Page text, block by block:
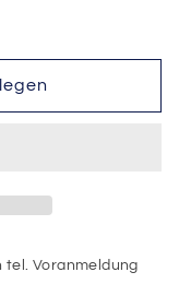
tel. Voranmeldung